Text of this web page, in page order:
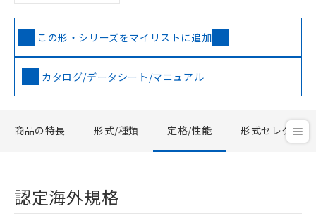
この形・シリーズをマイリストに追加
カタログ/データシート/マニュアル
商品の特長 形式/種類 定格/性能 形式セレクタ
認定海外規格